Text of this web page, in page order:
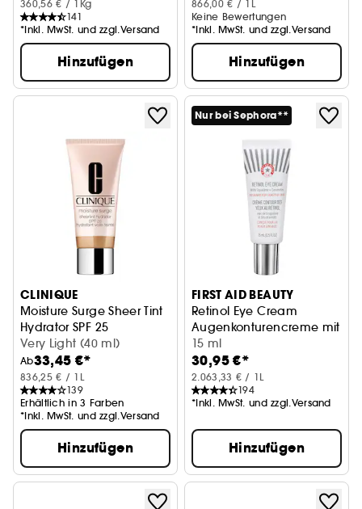
360,56 € / 1Kg
141
*Inkl. MwSt. und zzgl.Versand
Hinzufügen
866,00 € / 1L
Keine Bewertungen
*Inkl. MwSt. und zzgl.Versand
Hinzufügen
CLINIQUE
Moisture Surge Sheer Tint
Hydrator SPF 25
Very Light (40 ml)
Ab33,45 €*
836,25 € / 1L
139
Erhältlich in 3 Farben
*Inkl. MwSt. und zzgl.Versand
Hinzufügen
Nur bei Sephora**
FIRST AID BEAUTY
Retinol Eye Cream
Augenkonturencreme mit
15 ml
30,95 €*
2.063,33 € / 1L
194
*Inkl. MwSt. und zzgl.Versand
Hinzufügen